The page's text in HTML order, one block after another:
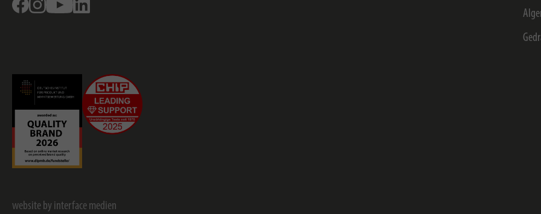
FacebookInstagramYoutube
website by interface medien